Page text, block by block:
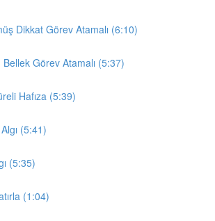
Dikkat Görev Atamalı (6:10)
Görev Atamalı (5:37)
Hafıza (5:39)
(5:41)
(5:35)
(1:04)